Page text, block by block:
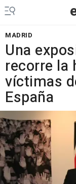
MADRID
Una
recorre la
víctimas
España